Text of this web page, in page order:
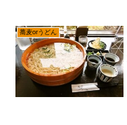
蕎麦orうどん